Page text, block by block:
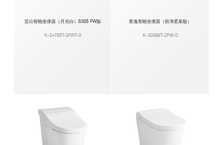
芸沁智能坐便器（月光白）S305 FW版
K-34785T-2FWT-0
星逸智能坐便器（前净柔泉版）
K-32696T-2FW-0